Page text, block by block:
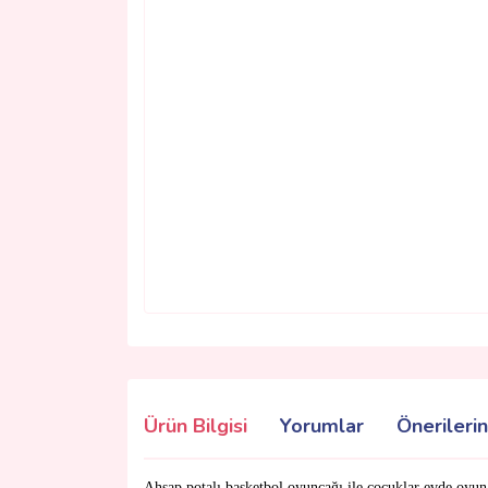
Ürün Bilgisi Yorumlar